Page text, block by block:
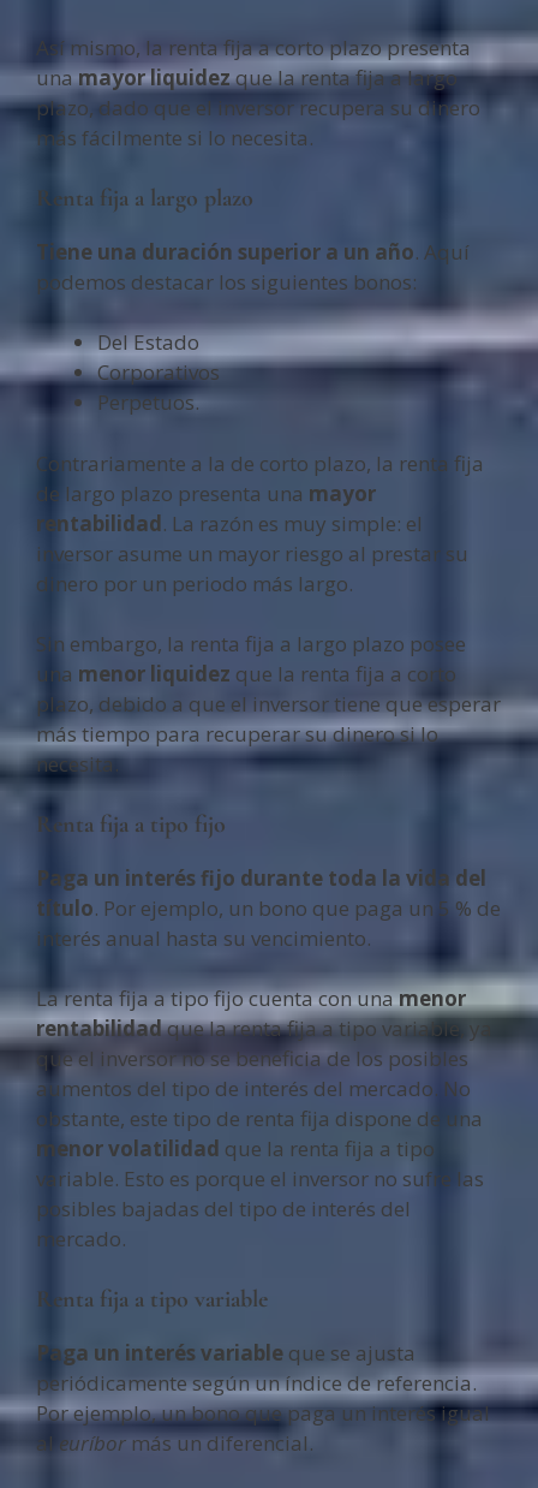
Así mismo, la renta fija a corto plazo presenta
una mayor liquidezque la renta fija a largo
plazo, dado que el inversor recupera su dinero
más fácilmente si lo necesita.
Renta fija a largo plazo
Tiene una duración superior a un año. Aquí
podemos destacar los siguientes bonos:
Del Estado
Corporativos
Perpetuos.
Contrariamente a la de corto plazo, la renta fija
de largo plazo presenta una mayor
rentabilidad. La razón es muy simple: el
inversor asume un mayor riesgo al prestar su
dinero por un periodo más largo.
Sin embargo, la renta fija a largo plazo posee
una menor liquidez que la renta fija a corto
plazo, debido a que el inversor tiene que esperar
más tiempo para recuperar su dinero si lo
necesita.
Renta fija a tipo fijo
Paga un interés fijo durante toda la vida del
título. Por ejemplo, un bono que paga un 5 % de
interés anual hasta su vencimiento.
La renta fija a tipo fijo cuenta con unamenor
rentabilidadque la renta fija a tipo variable, ya
que el inversor no se beneficia de los posibles
aumentos del tipo de interés del mercado. No
obstante, este tipo de renta fija dispone de una
menor volatilidad que la renta fija a tipo
variable. Esto es porque el inversor no sufre las
posibles bajadas del tipo de interés del
mercado.
Renta fija a tipo variable
Paga un interés variable que se ajusta
periódicamente según un índice de referencia.
Por ejemplo, un bono que paga un interés igual
al euríbor más un diferencial.